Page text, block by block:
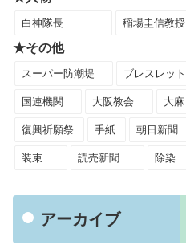
白神隊長 稲場圭信教授
★その他
スーパー防潮堤 ブレスレット
国連機関 大阪教会 大麻
復興祈願祭 手紙 朝日新聞
装束 読売新聞 除染
アーカイブ